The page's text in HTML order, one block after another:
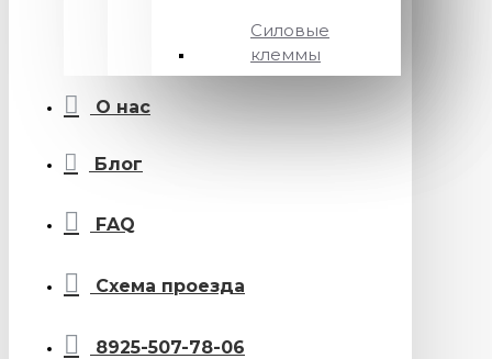
Силовые
клеммы
О нас
Блог
FAQ
Схема проезда
8925-507-78-06